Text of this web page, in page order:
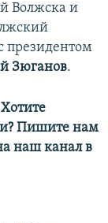
Волжска и
президентом
Зюганов.
Пишите нам
наш канал в